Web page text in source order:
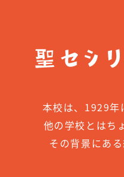
本校は、1929年
他の学校とはち
その背景にあ